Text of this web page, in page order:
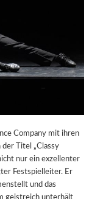
Company mit ihren
Titel „Classy
nur ein exzellenter
Festspielleiter. Er
und das
geistreich unterhält